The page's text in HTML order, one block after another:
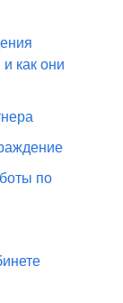
и как они
по